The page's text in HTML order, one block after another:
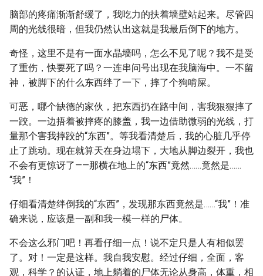
脑部的疼痛渐渐舒缓了，我吃力的扶着墙壁站起来。尽管四
周的光线很暗，但我仍然认出这就是我最后倒下的地方。
奇怪，这里不是有一面水晶墙吗，怎么不见了呢？我不是受
了重伤，快要死了吗？一连串问号出现在我脑海中。一不留
神，被脚下的什么东西绊了一下，摔了个狗啃屎。
可恶，哪个缺德的家伙，把东西扔在路中间，害我狠狠摔了
一跤。一边捂着被摔疼的膝盖，我一边借助微弱的光线，打
量那个害我摔跤的“东西”。等我看清楚后，我的心脏几乎停
止了跳动。现在就算天在身边塌下，大地从脚边裂开，我也
不会有更惊讶了——那横在地上的“东西”竟然……竟然是……
“我”！
仔细看清楚绊倒我的“东西”，发现那东西竟然是……“我”！准
确来说，应该是一副和我一模一样的尸体。
不会这么邪门吧！再看仔细一点！说不定只是人有相似罢
了。对！一定是这样。我自我安慰。经过仔细，全面，客
观，科学？的认证，地上躺着的尸体无论从身高，体重，相